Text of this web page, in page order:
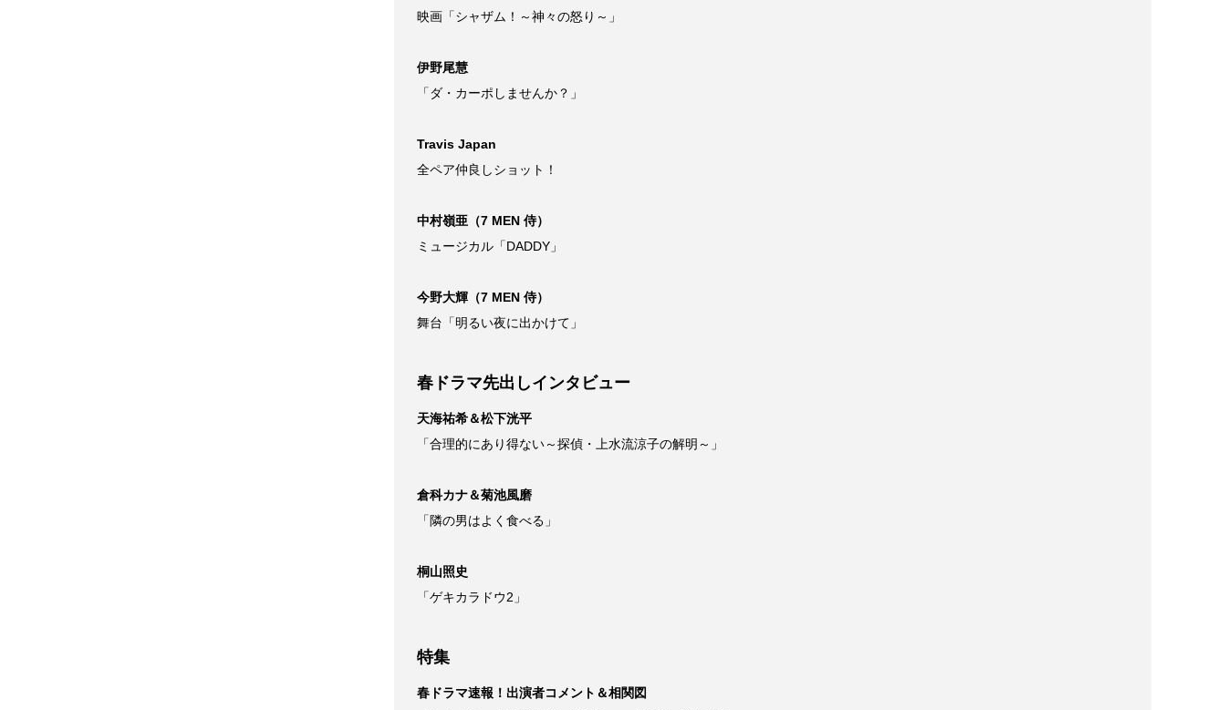
映画「シャザム！～神々の怒り～」
伊野尾慧
「ダ・カーポしませんか？」
Travis Japan
全ペア仲良しショット！
中村嶺亜（7 MEN 侍）
ミュージカル「DADDY」
今野大輝（7 MEN 侍）
舞台「明るい夜に出かけて」
春ドラマ先出しインタビュー
天海祐希＆松下洸平
「合理的にあり得ない～探偵・上水流涼子の解明～」
倉科カナ＆菊池風磨
「隣の男はよく食べる」
桐山照史
「ゲキカラドウ2」
特集
春ドラマ速報！出演者コメント＆相関図